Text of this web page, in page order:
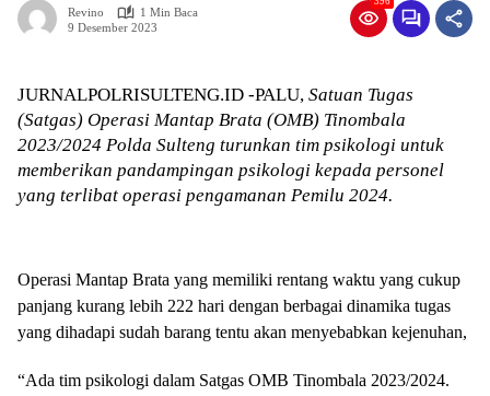
Revino
1 Min Baca
9 Desember 2023
JURNALPOLRISULTENG.ID -PALU, Satuan Tugas
(Satgas) Operasi Mantap Brata (OMB) Tinombala
2023/2024 Polda Sulteng turunkan tim psikologi untuk
memberikan pandampingan psikologi kepada personel
yang terlibat operasi pengamanan Pemilu 2024.
Operasi Mantap Brata yang memiliki rentang waktu yang cukup
panjang kurang lebih 222 hari dengan berbagai dinamika tugas
yang dihadapi sudah barang tentu akan menyebabkan kejenuhan,
“Ada tim psikologi dalam Satgas OMB Tinombala 2023/2024.